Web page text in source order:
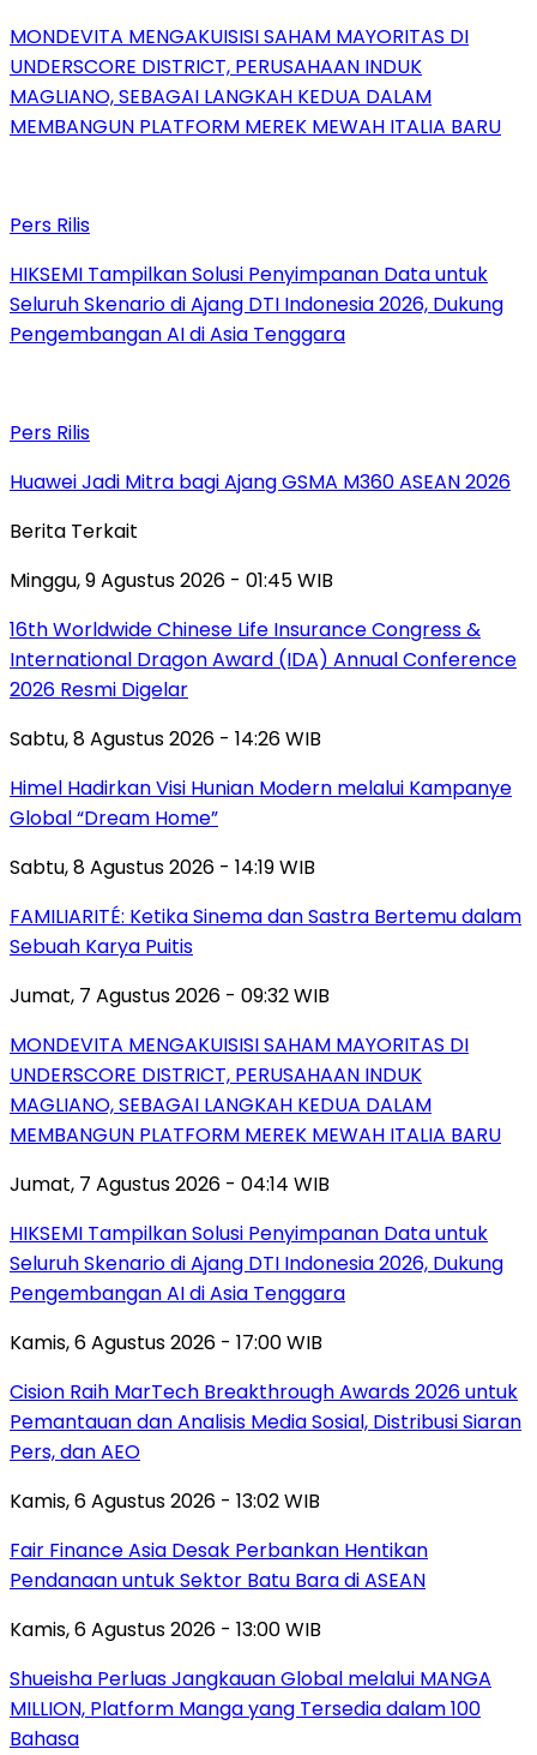
MONDEVITA MENGAKUISISI SAHAM MAYORITAS DI
UNDERSCORE DISTRICT, PERUSAHAAN INDUK
MAGLIANO, SEBAGAI LANGKAH KEDUA DALAM
MEMBANGUN PLATFORM MEREK MEWAH ITALIA BARU
Pers Rilis
HIKSEMI Tampilkan Solusi Penyimpanan Data untuk
Seluruh Skenario di Ajang DTI Indonesia 2026, Dukung
Pengembangan AI di Asia Tenggara
Pers Rilis
Huawei Jadi Mitra bagi Ajang GSMA M360 ASEAN 2026
Berita Terkait
Minggu, 9 Agustus 2026 - 01:45 WIB
16th Worldwide Chinese Life Insurance Congress &
International Dragon Award (IDA) Annual Conference
2026 Resmi Digelar
Sabtu, 8 Agustus 2026 - 14:26 WIB
Himel Hadirkan Visi Hunian Modern melalui Kampanye
Global “Dream Home”
Sabtu, 8 Agustus 2026 - 14:19 WIB
FAMILIARITÉ: Ketika Sinema dan Sastra Bertemu dalam
Sebuah Karya Puitis
Jumat, 7 Agustus 2026 - 09:32 WIB
MONDEVITA MENGAKUISISI SAHAM MAYORITAS DI
UNDERSCORE DISTRICT, PERUSAHAAN INDUK
MAGLIANO, SEBAGAI LANGKAH KEDUA DALAM
MEMBANGUN PLATFORM MEREK MEWAH ITALIA BARU
Jumat, 7 Agustus 2026 - 04:14 WIB
HIKSEMI Tampilkan Solusi Penyimpanan Data untuk
Seluruh Skenario di Ajang DTI Indonesia 2026, Dukung
Pengembangan AI di Asia Tenggara
Kamis, 6 Agustus 2026 - 17:00 WIB
Cision Raih MarTech Breakthrough Awards 2026 untuk
Pemantauan dan Analisis Media Sosial, Distribusi Siaran
Pers, dan AEO
Kamis, 6 Agustus 2026 - 13:02 WIB
Fair Finance Asia Desak Perbankan Hentikan
Pendanaan untuk Sektor Batu Bara di ASEAN
Kamis, 6 Agustus 2026 - 13:00 WIB
Shueisha Perluas Jangkauan Global melalui MANGA
MILLION, Platform Manga yang Tersedia dalam 100
Bahasa